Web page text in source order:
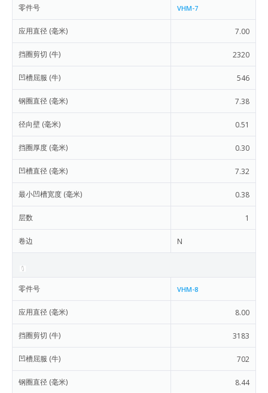
零件号 VHM-7
应用直径 (毫米) 7.00
挡圈剪切 (牛) 2320
凹槽屈服 (牛) 546
钢圈直径 (毫米) 7.38
径向壁 (毫米) 0.51
挡圈厚度 (毫米) 0.30
凹槽直径 (毫米) 7.32
最小凹槽宽度 (毫米) 0.38
层数 1
卷边 N
零件号 VHM-8
应用直径 (毫米) 8.00
挡圈剪切 (牛) 3183
凹槽屈服 (牛) 702
钢圈直径 (毫米) 8.44